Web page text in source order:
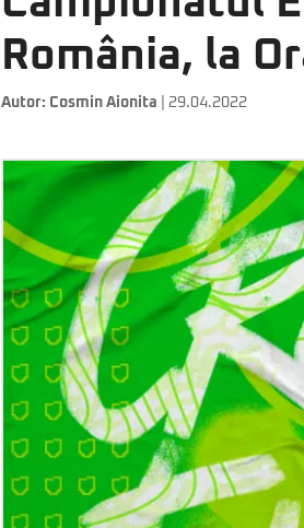
România, la
Autor: Cosmin Aionita | 29.04.2022